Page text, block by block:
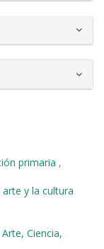
primaria ,
y la cultura
Ciencia,